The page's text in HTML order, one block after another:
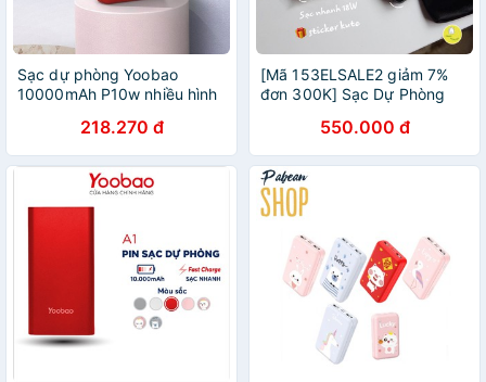
Sạc dự phòng Yoobao
10000mAh P10w nhiều hình
218.270 đ
[Mã 153ELSALE2 giảm 7%
đơn 300K] Sạc Dự Phòng
sticker kute550.000 đ